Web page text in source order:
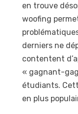
en trouve
woofing
derniers ne
contentent
« gagnant-
étudiants.
en plus